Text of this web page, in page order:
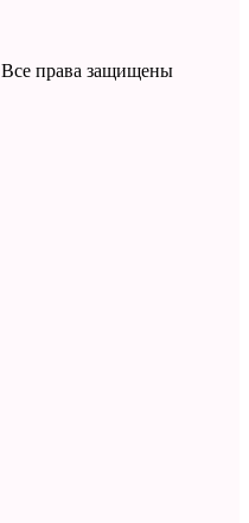
Все права защищены